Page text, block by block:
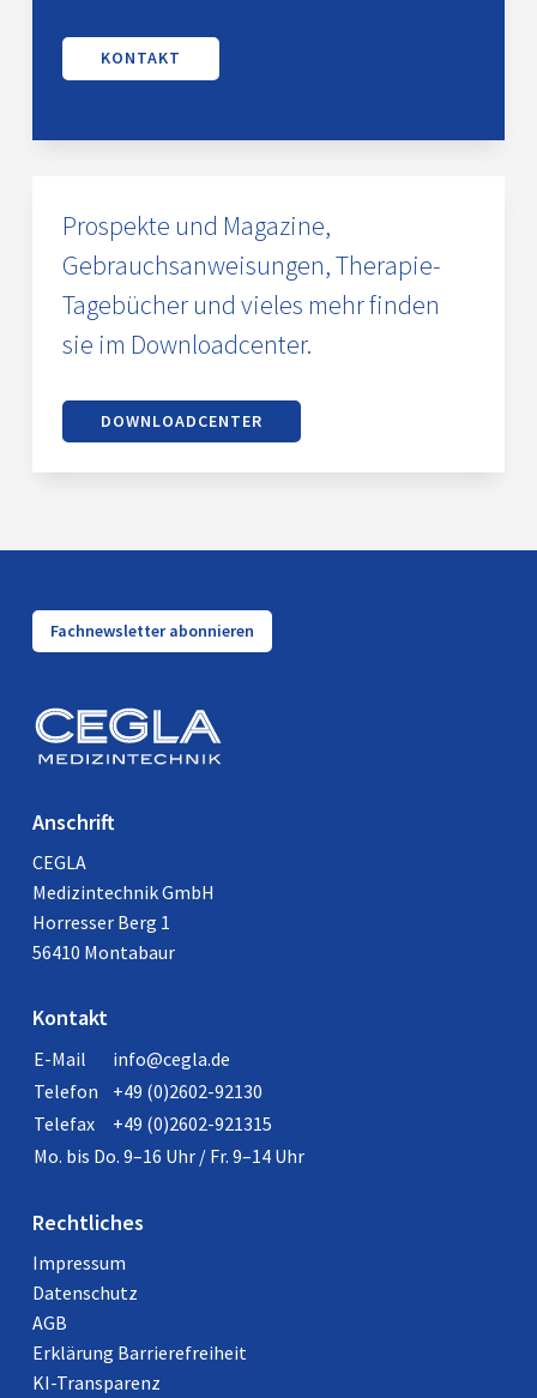
KONTAKT
Prospekte und Magazine,
Gebrauchsanweisungen, Therapie-
Tagebücher und vieles mehr finden
sie im Downloadcenter.
DOWNLOADCENTER
Fachnewsletter abonnieren
Anschrift
CEGLA
Medizintechnik GmbH
Horresser Berg 1
56410 Montabaur
Kontakt
E-Mail
info@cegla.de
Telefon
+49 (0)2602-92130
Telefax
+49 (0)2602-921315
Mo. bis Do. 9–16 Uhr / Fr. 9–14 Uhr
Rechtliches
Impressum
Datenschutz
AGB
Erklärung Barrierefreiheit
KI-Transparenz